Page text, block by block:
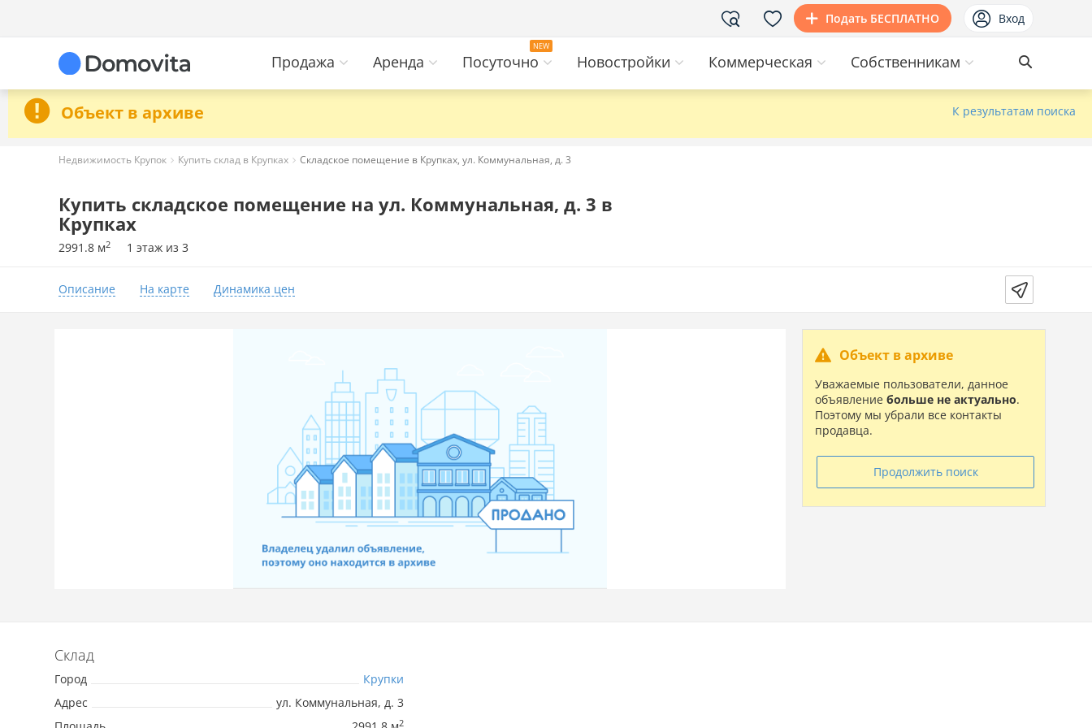
Подать БЕСПЛАТНО Вход
Продажа Аренда Посуточно Новостройки Коммерческая Собственникам
Объект в архиве К результатам поиска
Недвижимость Крупок Купить склад в Крупках Складское помещение в Крупках, ул. Коммунальная, д. 3
Купить складское помещение на ул. Коммунальная, д. 3 в
Крупках
2991.8 м2 1 этаж из 3
Описание На карте Динамика цен
Объект в архиве
Уважаемые пользователи, данное
объявление больше не актуально.
Поэтому мы убрали все контакты
продавца.
Продолжить поиск
Склад
Город
Крупки
Адрес
ул. Коммунальная, д. 3
2